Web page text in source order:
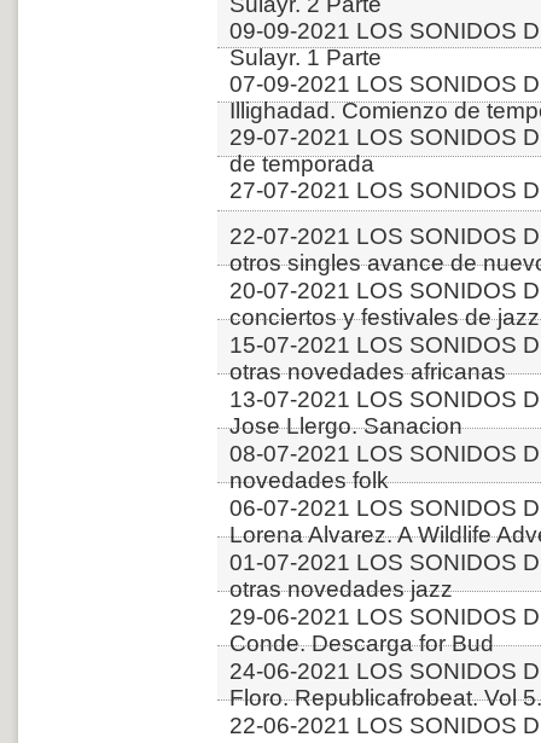
09-09-2021 LOS SONIDOS
Sulayr. 1 Parte
07-09-2021 LOS SONIDOS
Illighadad. Comienzo de
29-07-2021 LOS SONIDOS
de temporada
27-07-2021 LOS SONIDOS
22-07-2021 LOS SONIDOS
otros singles avance de
20-07-2021 LOS SONIDOS
conciertos y festivales de
15-07-2021 LOS SONIDOS
otras novedades africanas
13-07-2021 LOS SONIDOS
Jose Llergo. Sanacion
08-07-2021 LOS SONIDOS
novedades folk
06-07-2021 LOS SONIDOS
Lorena Alvarez. A Wildlife
01-07-2021 LOS SONIDOS
otras novedades jazz
29-06-2021 LOS SONIDOS
Conde. Descarga for Bud
24-06-2021 LOS SONIDOS
Floro. Republicafrobeat. Vol
22-06-2021 LOS SONIDOS